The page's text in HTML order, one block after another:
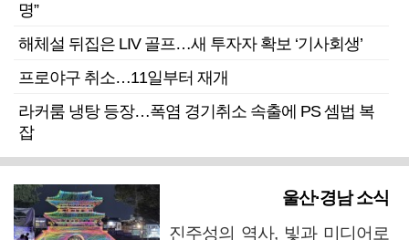
명”
해체설 뒤집은 LIV 골프…새 투자자 확보 ‘기사회생’
프로야구 취소…11일부터 재개
라커룸 냉탕 등장…폭염 경기취소 속출에 PS 셈법 복
잡
울산·경남 소식
진주성의 역사, 빛과 미디어로